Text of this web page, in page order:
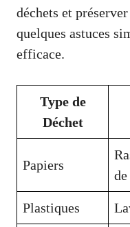
déchets et
quelques astuces
efficace.
Type de
Déchet
Papiers
Plastiques